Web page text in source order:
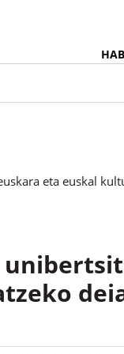
eta euskal